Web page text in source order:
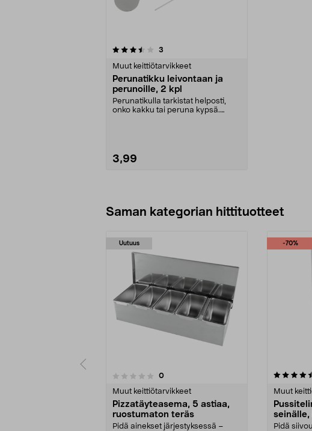
3
Muut keittiötarvikkeet
Perunatikku leivontaan ja
perunoille, 2 kpl
Perunatikulla tarkistat helposti,
onko kakku tai peruna kypsä.
3,99
Saman kategorian hittituotteet
Uutuus
0arvostelut
Muut keittiötarvikkeet
Pizzatäyteasema, 5 astiaa,
ruostumaton teräs
Pidä ainekset järjestyksessä –
-70%
4.5 viidestä
Muut
Pidä